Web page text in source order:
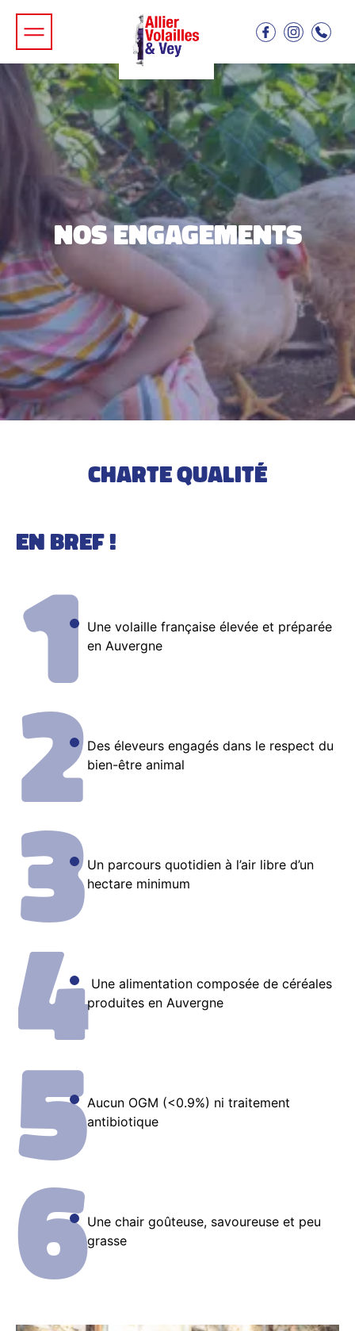
NOS ENGAGEMENTS
CHARTE QUALITÉ
EN BREF !
1Une volaille française élevée et préparée
en Auvergne
2Des éleveurs engagés dans le respect du
bien-être animal
3Un parcours quotidien à l’air libre d’un
hectare minimum
4Une alimentation composée de céréales
produites en Auvergne
5Aucun OGM (<0.9%) ni traitement
antibiotique
6Une chair goûteuse, savoureuse et peu
grasse